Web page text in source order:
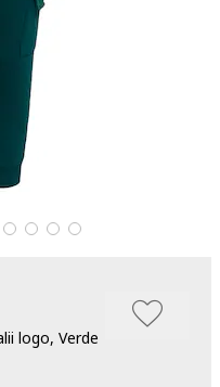
logo, Verde